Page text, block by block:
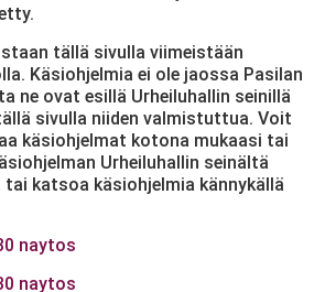
tällä sivulla viimeistään
Käsiohjelmia ei ole jaossa Pasilan
ne ovat esillä Urheiluhallin seinillä
sivulla niiden valmistuttua. Voit
käsiohjelmat kotona mukaasi tai
Urheiluhallin seinältä
tai katsoa käsiohjelmia kännykällä
naytos
naytos